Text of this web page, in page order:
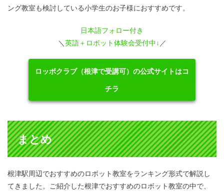
ング教室も検討している小学生のお子様におすすめです。
日本語フォロー付き
＼ 英語＋ロボット体験会受付中↓ ／
ロッボクラブ（根津で受講可）の公式サイトはコ
チラ
まとめ
根津駅周辺でおすすめのロボット教室をランキング形式で解説し
てきました。ご紹介した根津でおすすめのロボット教室の中で、